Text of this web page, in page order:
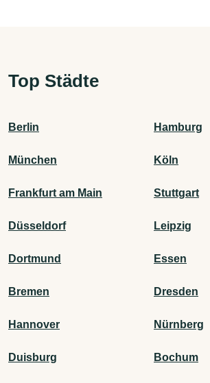
Top Städte
Berlin Hamburg
München Köln
Frankfurt am Main Stuttgart
Düsseldorf Leipzig
Dortmund Essen
Bremen Dresden
Hannover Nürnberg
Duisburg Bochum